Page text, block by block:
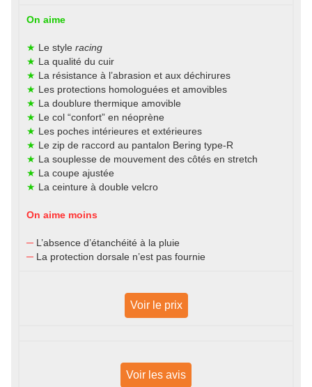
On aime
★ Le style racing
★ La qualité du cuir
★ La résistance à l’abrasion et aux déchirures
★ Les protections homologuées et amovibles
★ La doublure thermique amovible
★ Le col “confort” en néoprène
★ Les poches intérieures et extérieures
★ Le zip de raccord au pantalon Bering type-R
★ La souplesse de mouvement des côtés en stretch
★ La coupe ajustée
★ La ceinture à double velcro
On aime moins
─ L’absence d’étanchéité à la pluie
─ La protection dorsale n’est pas fournie
Voir le prix
Voir les avis